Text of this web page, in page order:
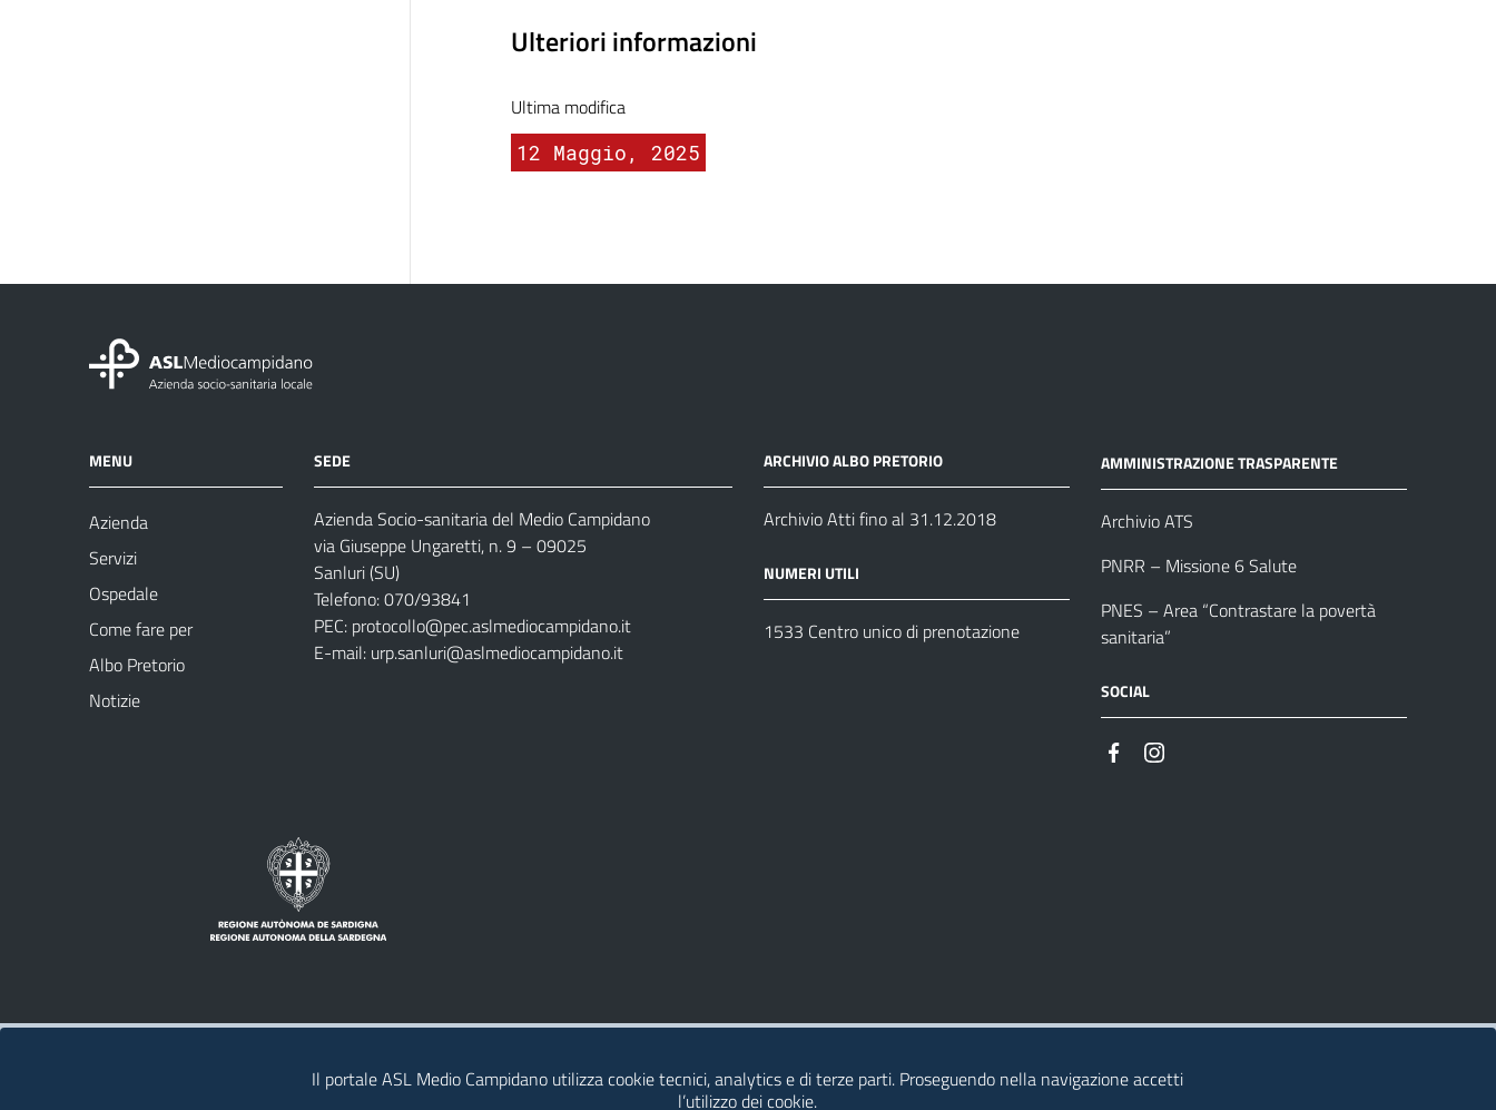
Ulteriori informazioni
Ultima modifica
12 Maggio, 2025
MENU
Azienda
Servizi
Ospedale
Come fare per
Albo Pretorio
Notizie
SEDE
Azienda Socio-sanitaria del Medio Campidano
via Giuseppe Ungaretti, n. 9 – 09025
Sanluri (SU)
Telefono: 070/93841
PEC: protocollo@pec.aslmediocampidano.it
E-mail: urp.sanluri@aslmediocampidano.it
ARCHIVIO ALBO PRETORIO
Archivio Atti fino al 31.12.2018
NUMERI UTILI
1533 Centro unico di prenotazione
AMMINISTRAZIONE TRASPARENTE
Archivio ATS
PNRR – Missione 6 Salute
PNES – Area “Contrastare la povertà
sanitaria”
SOCIAL
Il portale ASL Medio Campidano utilizza cookie tecnici, analytics e di terze parti. Proseguendo nella navigazione accetti
l’utilizzo dei cookie.